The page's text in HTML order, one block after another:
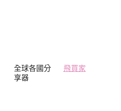
全球各國分
享器
飛買家